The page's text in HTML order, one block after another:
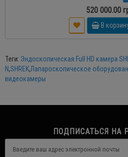
520 000.00
В
Теги: Эндоскопическая Full HD камера
N,SHREK,Лапароскопическое
видеокамеры
ПОДПИСАТЬСЯ НА